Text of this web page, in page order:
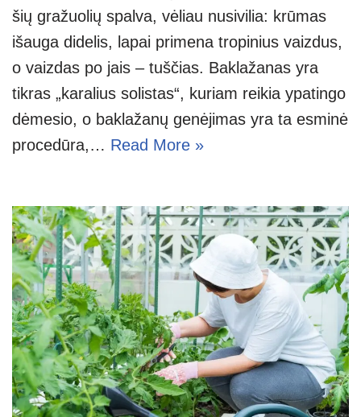
šių gražuolių spalva, vėliau nusivilia: krūmas
išauga didelis, lapai primena tropinius vaizdus,
o vaizdas po jais – tuščias. Baklažanas yra
tikras „karalius solistas“, kuriam reikia ypatingo
dėmesio, o baklažanų genėjimas yra ta esminė
procedūra,… Read More »